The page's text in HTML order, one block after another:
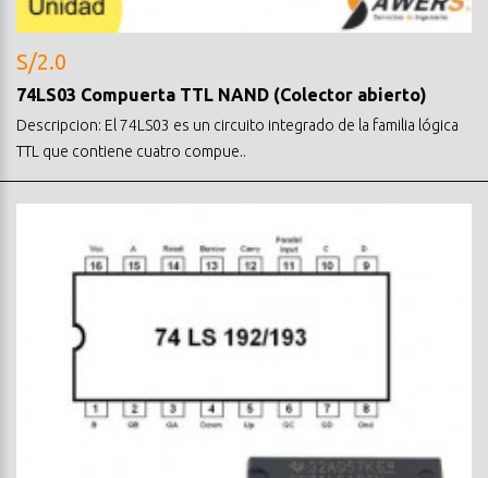
S/2.0
74LS03 Compuerta TTL NAND (Colector abierto)
Descripcion: El 74LS03 es un circuito integrado de la familia lógica
TTL que contiene cuatro compue..